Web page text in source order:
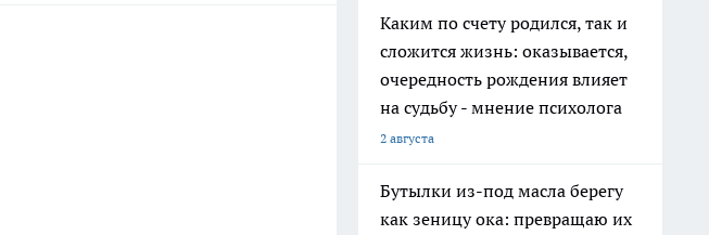
Каким по счету родился, так и
сложится жизнь: оказывается,
очередность рождения влияет
на судьбу - мнение психолога
2 августа
Бутылки из-под масла берегу
как зеницу ока: превращаю их